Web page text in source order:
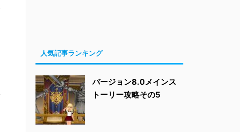
人気記事ランキング
バージョン8.0メインス
トーリー攻略その5